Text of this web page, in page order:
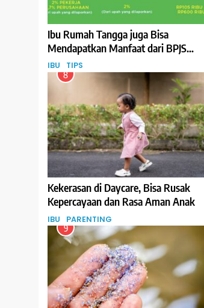
Ibu Rumah Tangga juga Bisa
Mendapatkan Manfaat dari BPJS
Ketenagakerjaan, Begini Cara
Daftarnya
IBU TIPS
8
Kekerasan di Daycare, Bisa Rusak
Kepercayaan dan Rasa Aman Anak
IBU PARENTING
9